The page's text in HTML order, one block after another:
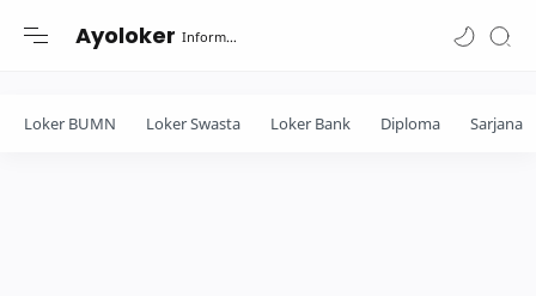
Ayoloker Informasi lowongan khusus Fresh Graduate lulusan Diploma-Sarjana....
Loker BUMN Loker Swasta Loker Bank Diploma Sarjana